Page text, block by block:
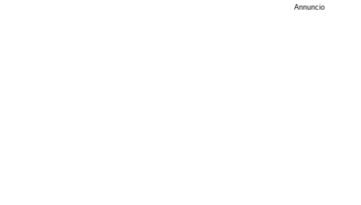
Annuncio